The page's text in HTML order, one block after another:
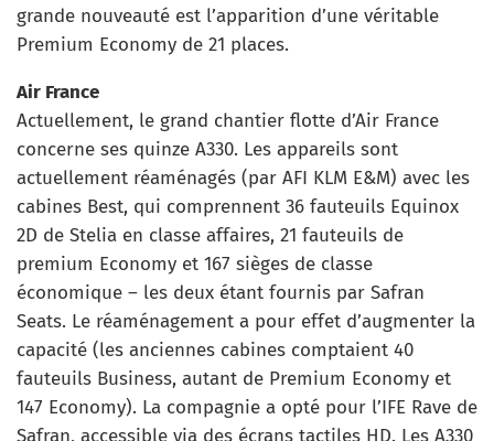
grande nouveauté est l’apparition d’une véritable
Premium Economy de 21 places.
Air France
Actuellement, le grand chantier flotte d’Air France
concerne ses quinze A330. Les appareils sont
actuellement réaménagés (par AFI KLM E&M) avec les
cabines Best, qui comprennent 36 fauteuils Equinox
2D de Stelia en classe affaires, 21 fauteuils de
premium Economy et 167 sièges de classe
économique – les deux étant fournis par Safran
Seats. Le réaménagement a pour effet d’augmenter la
capacité (les anciennes cabines comptaient 40
fauteuils Business, autant de Premium Economy et
147 Economy). La compagnie a opté pour l’IFE Rave de
Safran, accessible via des écrans tactiles HD. Les A330